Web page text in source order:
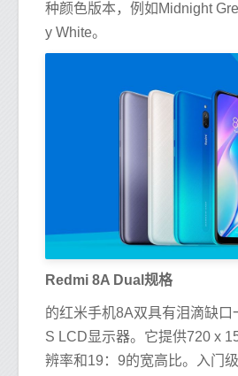
种颜色版本，例如Midnight
y White。
Redmi 8A Dual规格
的红米手机8A双具有泪滴缺口
S LCD显示器。它提供720 x
辨率和19：9的宽高比。入门